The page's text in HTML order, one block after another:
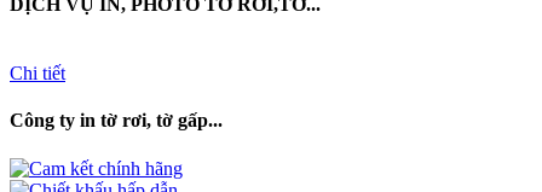
Chi tiết
Công ty in tờ rơi, tờ gấp...